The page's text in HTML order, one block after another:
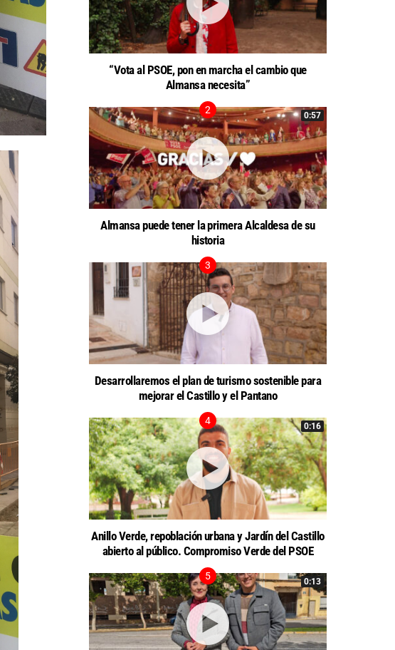
“Vota al PSOE, pon en marcha el cambio que
Almansa necesita”
0:57
Almansa puede tener la primera Alcaldesa de su
historia
Desarrollaremos el plan de turismo sostenible para
mejorar el Castillo y el Pantano
0:16
Anillo Verde, repoblación urbana y Jardín del Castillo
abierto al público. Compromiso Verde del PSOE
0:13